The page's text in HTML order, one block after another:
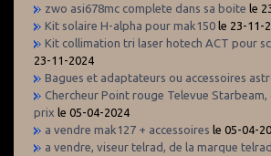
zwo asi678mc complete dans sa boite le
Kit solaire H-alpha pour mak150 le 23-11-
Kit collimation tri laser hotech ACT pour
23-11-2024
Bagues et adaptateurs ou accessoires
Chercheur Point rouge Televue Starbeam,
prix le 05-04-2024
a vendre mak127 + accessoires le 05-04-
a vendre, viseur telrad, de la marque